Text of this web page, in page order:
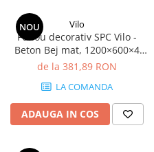
NOU Vilo
Panou decorativ SPC Vilo -
Beton Bej mat, 1200×600×4
mm, 2.88 mp/cutie (4 panouri)
de la 381,89 RON
LA COMANDA
ADAUGA IN COS